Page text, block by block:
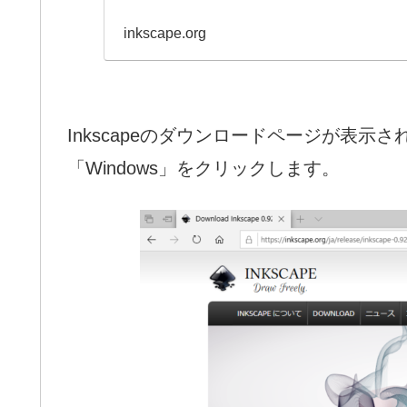
inkscape.org
Inkscapeのダウンロードページが表示さ
「Windows」をクリックします。